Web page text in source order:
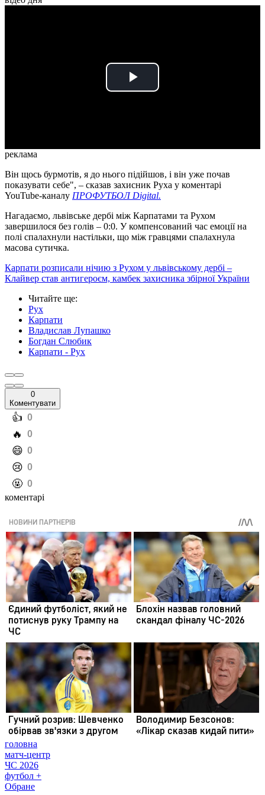
Play
реклама
Він щось бурмотів, я до нього підійшов, і він уже почав
показувати себе", – сказав захисник Руха у коментарі
YouTube-каналу ПРОФУТБОЛ Digital.
Нагадаємо, львівське дербі між Карпатами та Рухом
завершилося без голів – 0:0. У компенсований час емоції на
полі спалахнули настільки, що між гравцями спалахнула
масова сутичка.
Карпати розписали нічию з Рухом у львівському дербі –
Клайвер став антигероєм, камбек захисника збірної України
Читайте ще:
Рух
Карпати
Владислав Лупашко
Богдан Слюбик
Карпати - Рух
0
Коментувати
️👍 0
️🔥 0
️😄 0
️😢 0
️🤬 0
коментарі
головна
матч-центр
ЧС 2026
футбол +
Обране